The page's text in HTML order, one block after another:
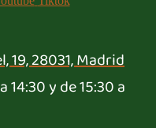
19, 28031, Madrid
14:30 y de 15:30 a